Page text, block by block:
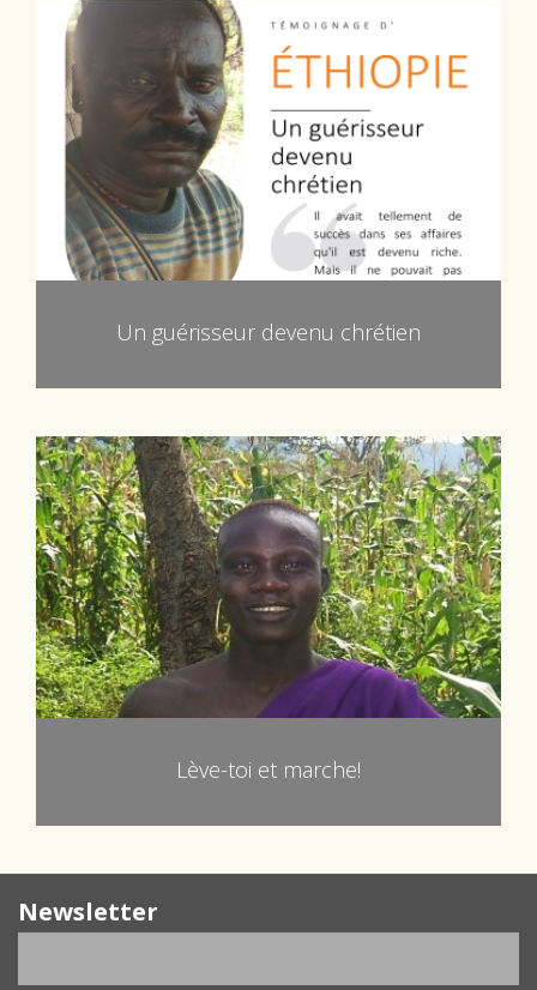
Un guérisseur devenu chrétien
Lève-toi et marche!
Newsletter